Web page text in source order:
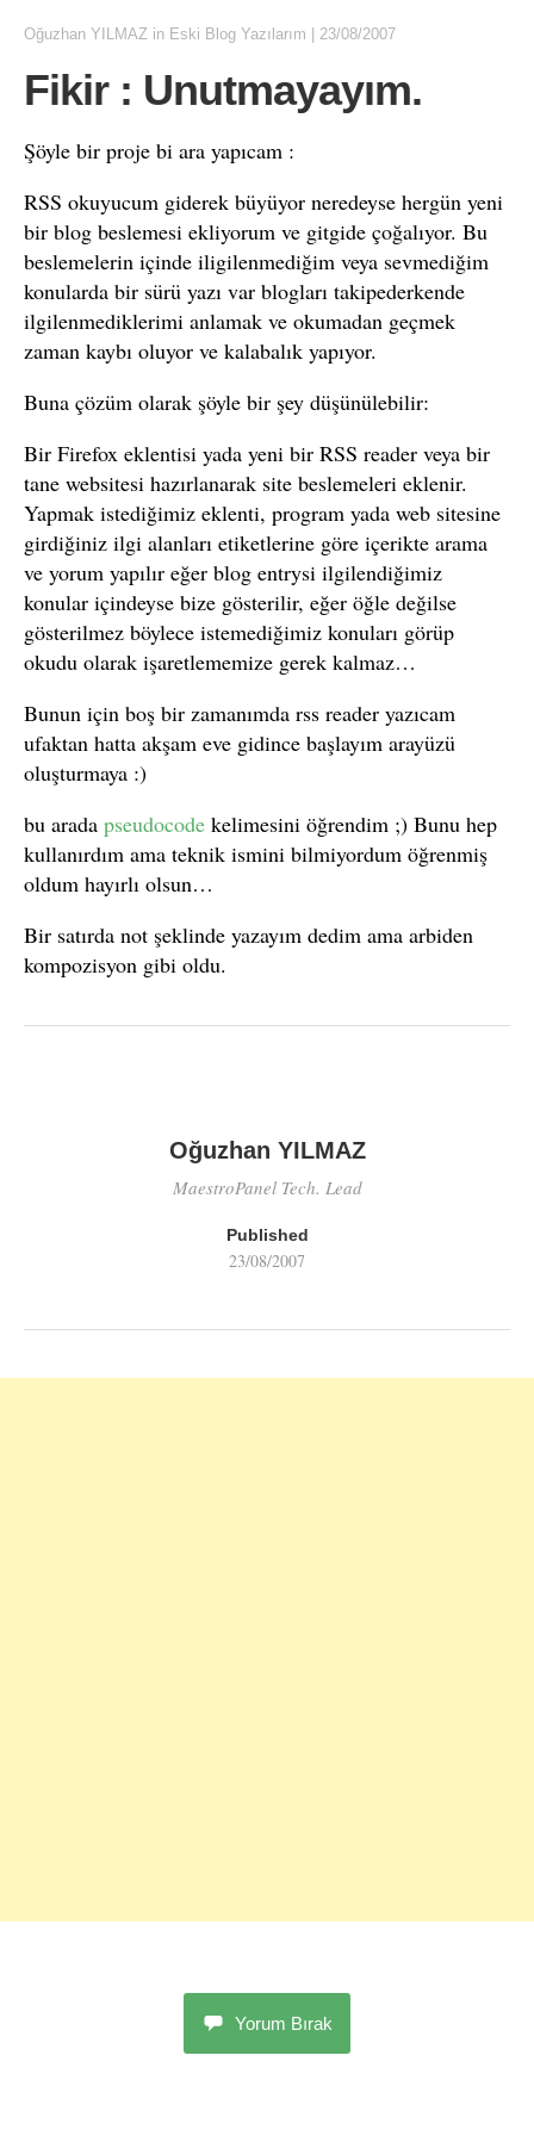
Oğuzhan YILMAZ in Eski Blog Yazılarım 23/08/2007
Fikir : Unutmayayım.
Şöyle bir proje bi ara yapıcam :
RSS okuyucum giderek büyüyor neredeyse hergün yeni
bir blog beslemesi ekliyorum ve gitgide çoğalıyor. Bu
beslemelerin içinde iligilenmediğim veya sevmediğim
konularda bir sürü yazı var blogları takipederkende
ilgilenmediklerimi anlamak ve okumadan geçmek
zaman kaybı oluyor ve kalabalık yapıyor.
Buna çözüm olarak şöyle bir şey düşünülebilir:
Bir Firefox eklentisi yada yeni bir RSS reader veya bir
tane websitesi hazırlanarak site beslemeleri eklenir.
Yapmak istediğimiz eklenti, program yada web sitesine
girdiğiniz ilgi alanları etiketlerine göre içerikte arama
ve yorum yapılır eğer blog entrysi ilgilendiğimiz
konular içindeyse bize gösterilir, eğer öğle değilse
gösterilmez böylece istemediğimiz konuları görüp
okudu olarak işaretlememize gerek kalmaz…
Bunun için boş bir zamanımda rss reader yazıcam
ufaktan hatta akşam eve gidince başlayım arayüzü
oluşturmaya :)
bu arada pseudocode kelimesini öğrendim ;) Bunu hep
kullanırdım ama teknik ismini bilmiyordum öğrenmiş
oldum hayırlı olsun…
Bir satırda not şeklinde yazayım dedim ama arbiden
kompozisyon gibi oldu.
Oğuzhan YILMAZ
MaestroPanel Tech. Lead
Published
23/08/2007
Yorum Bırak